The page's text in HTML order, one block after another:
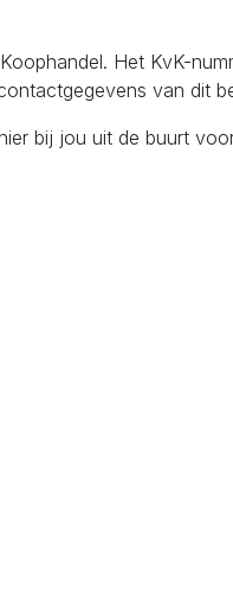
Het KvK-
van dit
bij jou uit de buurt